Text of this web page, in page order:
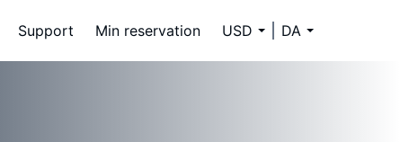
Support Min reservation USD DA